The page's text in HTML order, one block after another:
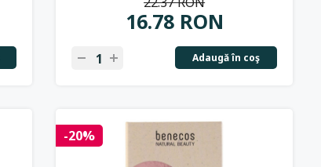
16.78 RON
Adaugă în coş
-20%